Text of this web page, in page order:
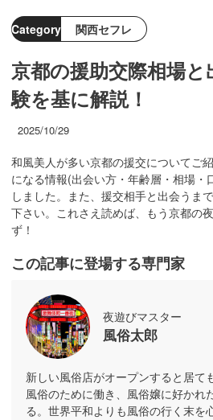
Category 関西セフレ
京都の援助交際相場
験を基に解説！
2025/10/29
和風美人が多い京都の援交についてご
になる情報(出会い方・年齢層・相場・
しました。また、援交相手と出会うま
下さい。これさえ読めば、もう京都の
ず！
この記事に登場する専門家
夜遊びマスター
風俗太郎
新しい風俗店がオープンすると居て
風俗のために働き、風俗嬢に好かれ
る。世界平和よりも風俗の行く末を